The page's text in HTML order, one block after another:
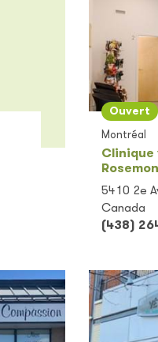
Clinique
Ouvert
Montréal
5410 2e
Canada
(438)